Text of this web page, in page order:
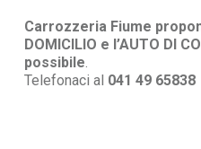
Carrozzeria Fiume
DOMICILIO e l’AUTO DI
possibile.
Telefonaci al 041 49 65838